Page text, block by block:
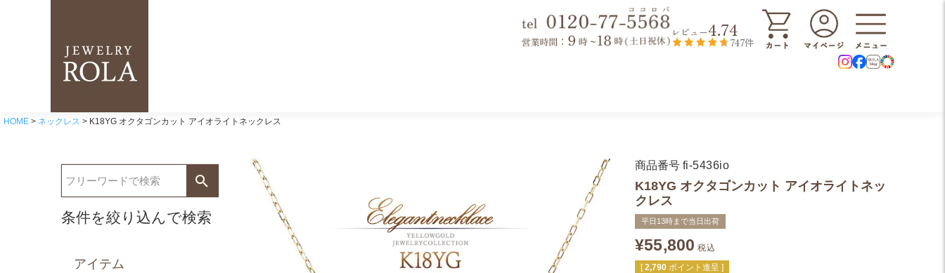
レビュー4.74
747件
HOME ネックレス K18YG オクタゴンカット アイオライトネックレス
条件を絞り込んで検索
アイテム
商品番号 fi-5436io
K18YG オクタゴンカット アイオライトネッ
クレス
平日13時まで当日出荷
¥55,800 税込
[ 2,790 ポイント進呈 ]